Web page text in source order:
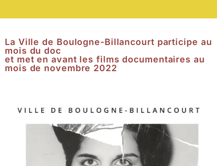
La Ville de Boulogne-Billancourt participe au
mois du doc
et met en avant les films documentaires au
mois de novembre 2022